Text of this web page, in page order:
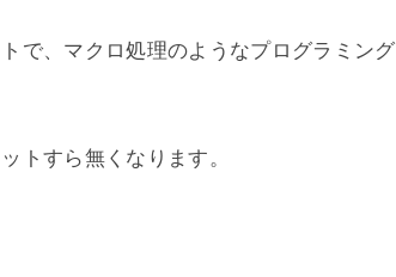
で、マクロ処理のようなプログラミング
トすら無くなります。